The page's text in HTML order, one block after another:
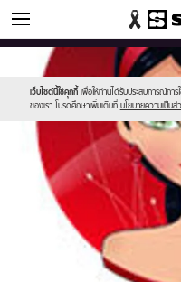
ดูดวง
เว็บไซต์นี้ใช้คุกกี้ เพื่อให้ท่านได้รับประสบการณ์กา
ของเรา โปรดศึกษาเพิ่มเติมที่ นโยบายความเป็นส่
Sanook
//s.isanook.com/sr/0/images/
sanook.png
//s.isanook.com/ho/0/ud/2/